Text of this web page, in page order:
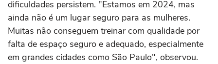
dificuldades persistem. "Estamos em 2024, mas
ainda não é um lugar seguro para as mulheres.
Muitas não conseguem treinar com qualidade por
falta de espaço seguro e adequado, especialmente
em grandes cidades como São Paulo", observou.